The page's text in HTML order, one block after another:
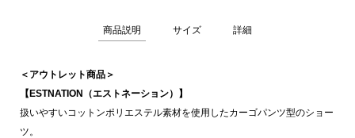
商品説明 サイズ 詳細
＜アウトレット商品＞
【ESTNATION（エストネーション）】
扱いやすいコットンポリエステル素材を使用したカーゴパンツ型のショー
ツ。